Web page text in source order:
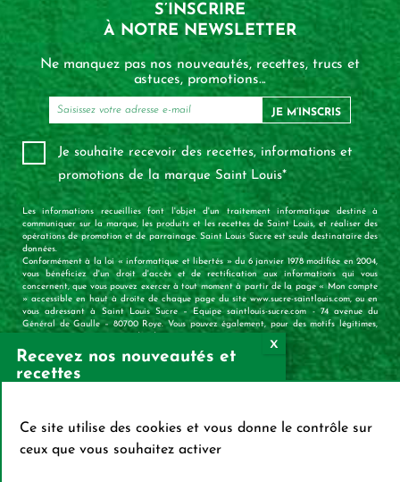
S’INSCRIRE
À NOTRE NEWSLETTER
Ne manquez pas nos nouveautés, recettes, trucs et
astuces, promotions...
JE M’INSCRIS
Je souhaite recevoir des recettes, informations et
promotions de la marque Saint Louis*
Les informations recueillies font l'objet d'un traitement informatique destiné à
communiquer sur la marque, les produits et les recettes de Saint Louis, et réaliser des
opérations de promotion et de parrainage. Saint Louis Sucre est seule destinataire des
données.
Conformément à la loi « informatique et libertés » du 6 janvier 1978 modifiée en 2004,
vous bénéficiez d'un droit d'accès et de rectification aux informations qui vous
concernent, que vous pouvez exercer à tout moment à partir de la page « Mon compte
» accessible en haut à droite de chaque page du site www.sucre-saintlouis.com, ou en
vous adressant à Saint Louis Sucre – Equipe saintlouis-sucre.com - 74 avenue du
Général de Gaulle – 80700 Roye. Vous pouvez également, pour des motifs légitimes,
Recevez nos nouveautés et
recettes
S’INSCRIRE SUR LA
NEWSLETTER
Ce site utilise des cookies et vous donne le contrôle sur
ceux que vous souhaitez activer